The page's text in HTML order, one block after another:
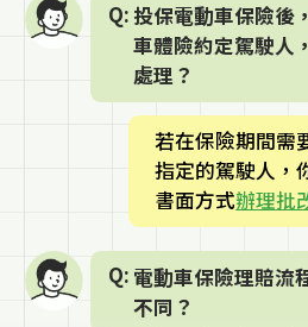
投保電動車保險後
車體險約定駕駛人
處理？
若在保險期間需
指定的駕駛人，
書面方式辦理批
電動車保險理賠流
不同？